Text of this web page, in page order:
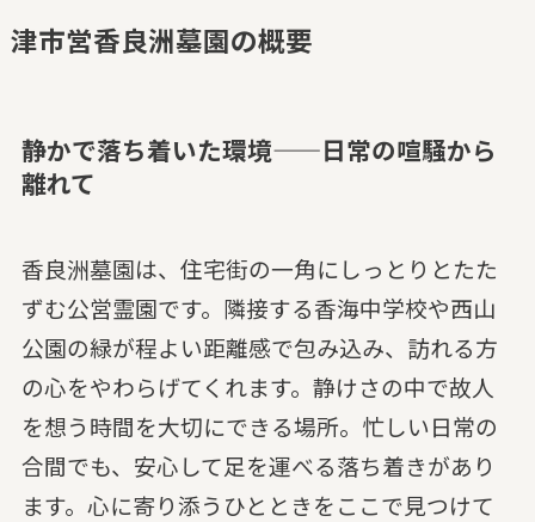
津市営香良洲墓園の概要
静かで落ち着いた環境——日常の喧騒から
離れて
香良洲墓園は、住宅街の一角にしっとりとたた
ずむ公営霊園です。隣接する香海中学校や西山
公園の緑が程よい距離感で包み込み、訪れる方
の心をやわらげてくれます。静けさの中で故人
を想う時間を大切にできる場所。忙しい日常の
合間でも、安心して足を運べる落ち着きがあり
ます。心に寄り添うひとときをここで見つけて